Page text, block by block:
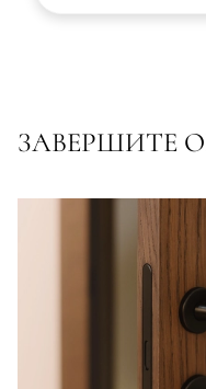
ЗАВЕРШИТЕ